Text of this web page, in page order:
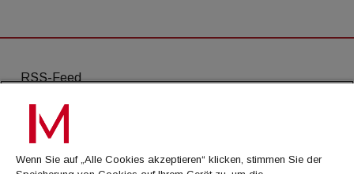
RSS-Feed
AGB
Datenschutz
Kontakt
Wenn Sie auf „Alle Cookies akzeptieren“ klicken, stimmen Sie der